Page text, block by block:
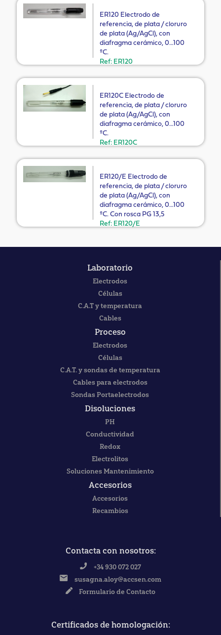
ER120 Electrodo de
referencia, de plata / cloruro
de plata (Ag/AgCl), con
diafragma cerámico, 0…100
ºC.
Ref: ER120
ER120C Electrodo de
referencia, de plata / cloruro
de plata (Ag/AgCl), con
diafragma cerámico, 0…100
ºC.
Ref: ER120C
ER120/E Electrodo de
referencia, de plata / cloruro
de plata (Ag/AgCl), con
diafragma cerámico, 0…100
ºC. Con rosca PG 13,5
Ref: ER120/E
Laboratorio
Electrodos
Células
C.A.T y temperatura
Cables
Proceso
Electrodos
Células
C.A.T. y sondas de temperatura
Cables para electrodos
Sondas Portaelectrodos
Disoluciones
PH
Conductividad
Redox
Electrolitos
Soluciones Mantenimiento
Accesorios
Accesorios
Recambios
Contacta con nosotros:
+34 930 072 027
susagna.aloy@accsen.com
Formulario de Contacto
Certificados de homologación: